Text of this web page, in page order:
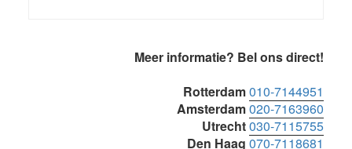
Meer informatie? Bel ons direct!
Rotterdam010-7144951
Amsterdam020-7163960
Utrecht030-7115755
Den Haag 070-7118681